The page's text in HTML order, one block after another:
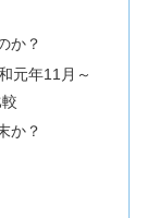
か？
元年11月～
か？